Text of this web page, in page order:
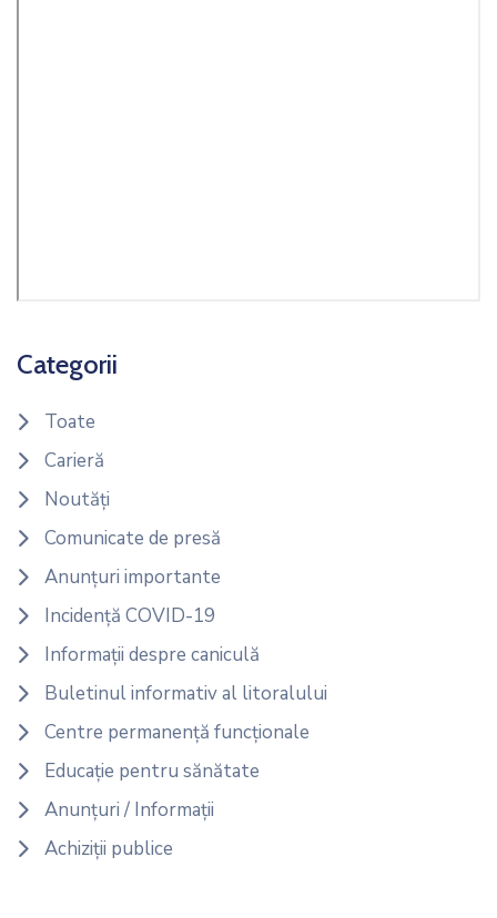
Categorii
Toate
Carieră
Noutăți
Comunicate de presă
Anunțuri importante
Incidență COVID-19
Informații despre caniculă
Buletinul informativ al litoralului
Centre permanență funcționale
Educație pentru sănătate
Anunțuri / Informații
Achiziții publice